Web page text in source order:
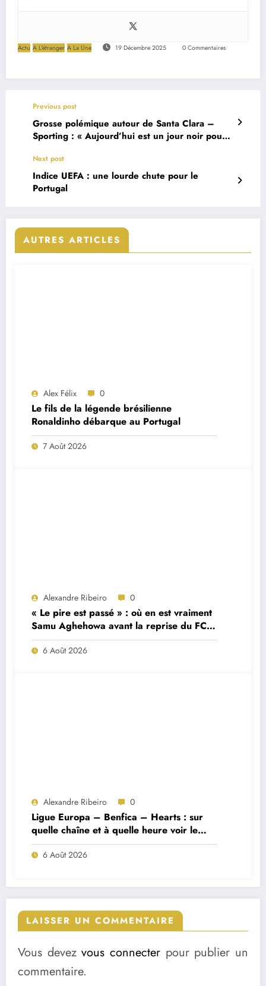
Actu A L'étranger A La Une 19 Décembre 2025 0 Commentaires
Previous post
Grosse polémique autour de Santa Clara –
Sporting : « Aujourd’hui est un jour noir pour
Next post
Indice UEFA : une lourde chute pour le
Portugal
AUTRES ARTICLES
Alex Félix 0
Le fils de la légende brésilienne
Ronaldinho débarque au Portugal
7 Août 2026
Alexandre Ribeiro 0
« Le pire est passé » : où en est vraiment
Samu Aghehowa avant la reprise du FC
Porto ?
6 Août 2026
Alexandre Ribeiro 0
Ligue Europa – Benfica – Hearts : sur
quelle chaîne et à quelle heure voir le
match ?
6 Août 2026
LAISSER UN COMMENTAIRE
Vous devezvous connecter pour publier un
commentaire.